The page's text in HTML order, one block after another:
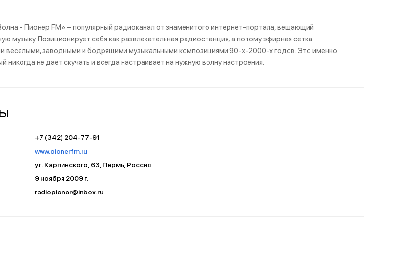
- Пионер FM» – популярный радиоканал от знаменитого интернет-портала, вещающий
музыку. Позиционирует себя как развлекательная радиостанция, а потому эфирная сетка
веселыми, заводными и бодрящими музыкальными композициями 90-х-2000-х годов. Это именно
никогда не дает скучать и всегда настраивает на нужную волну настроения.
+7 (342) 204-77-91
www.pionerfm.ru
ул. Карпинского, 63, Пермь, Россия
9 ноября 2009 г.
radiopioner@inbox.ru